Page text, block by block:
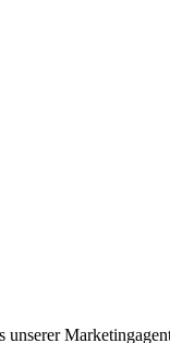
unserer